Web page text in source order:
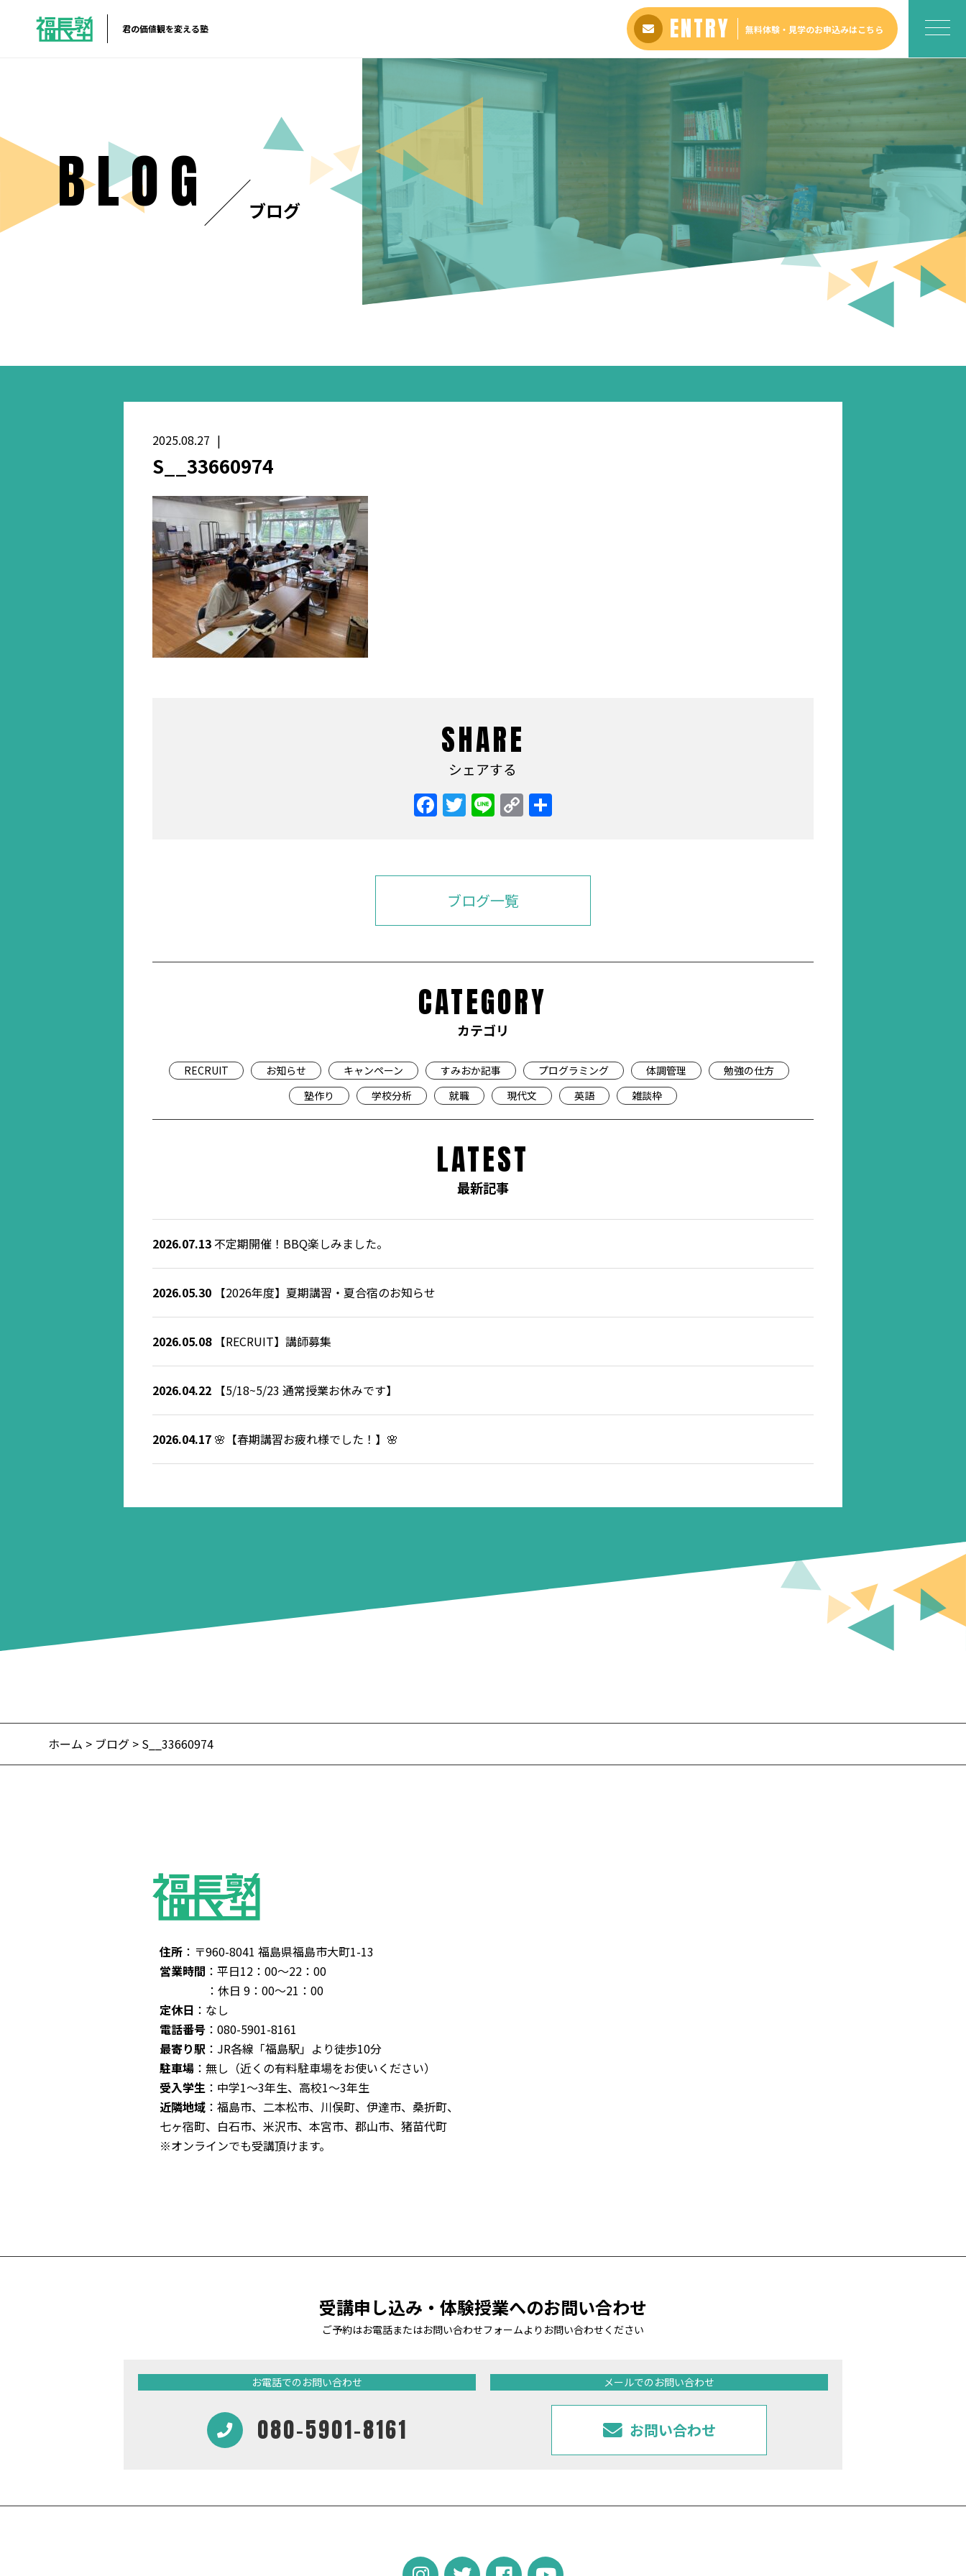
君の価値観を変える塾 ENTRY 無料体験・見学のお申込みはこちら
BLOG ブログ
2025.08.27
S__33660974
SHARE
シェアする
Facebook
Twitter
LineCopy
Link
共
ブログ一覧
CATEGORY
カテゴリ
RECRUIT お知らせ キャンペーン すみおか記事 プログラミング 体調管理
勉強の仕方
塾作り
学校分析 就職 現代文 英語 雑談枠
LATEST
最新記事
2026.07.13不定期開催！BBQ楽しみました。
2026.05.30【2026年度】夏期講習・夏合宿のお知らせ
2026.05.08【RECRUIT】講師募集
2026.04.22【5/18~5/23 通常授業お休みです】
2026.04.17🌸【春期講習お疲れ様でした！】🌸
ホーム > ブログ > S__33660974
住所：〒960-8041 福島県福島市大町1-13
営業時間 ：平日12：00～22：00
：休日 9：00～21：00
定休日 ：なし
電話番号：080-5901-8161
最寄り駅：JR各線「福島駅」より徒歩10分
駐車場：無し（近くの有料駐車場をお使いください）
受入学生：中学1～3年生、高校1～3年生
近隣地域：福島市、二本松市、川俣町、伊達市、桑折町、
七ヶ宿町、白石市、米沢市、本宮市、郡山市、猪苗代町
※オンラインでも受講頂けます。
受講申し込み・体験授業へのお問い合わせ
ご予約はお電話またはお問い合わせフォームより お問い合わせください
お電話でのお問い合わせ
080-5901-8161
メールでのお問い合わせ
お問い合わせ